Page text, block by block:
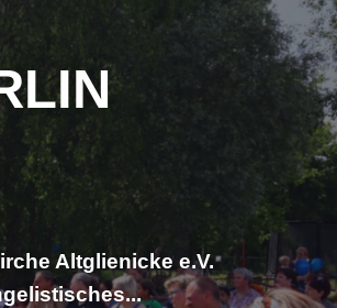
Altglienicke e.V.